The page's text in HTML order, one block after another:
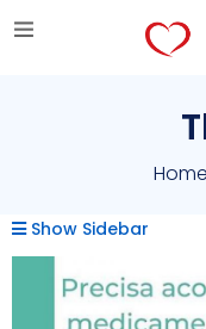
Home
Show Sidebar